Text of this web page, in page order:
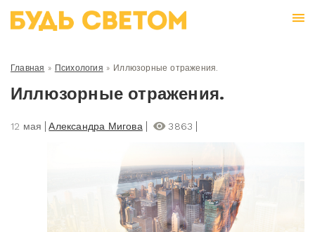
Главная » Психология » Иллюзорные отражения.
Иллюзорные отражения.
12 мая Александра Мигова 3863